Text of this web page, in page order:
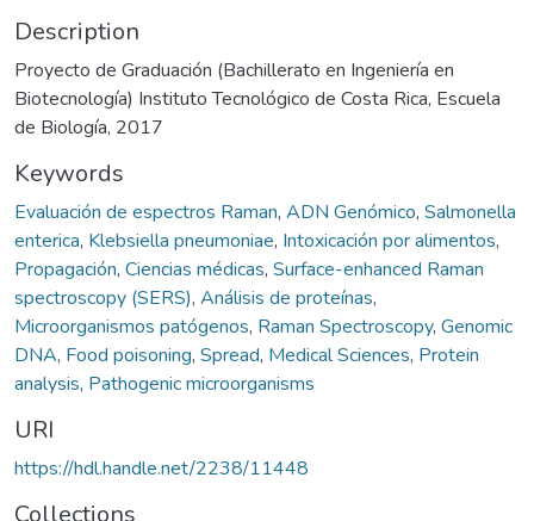
Description
Proyecto de Graduación (Bachillerato en Ingeniería en
Biotecnología) Instituto Tecnológico de Costa Rica, Escuela
de Biología, 2017
Keywords
Evaluación de espectros Raman, ADN Genómico, Salmonella
enterica, Klebsiella pneumoniae, Intoxicación por alimentos,
Propagación, Ciencias médicas, Surface-enhanced Raman
spectroscopy (SERS), Análisis de proteínas,
Microorganismos patógenos, Raman Spectroscopy, Genomic
DNA, Food poisoning, Spread, Medical Sciences, Protein
analysis, Pathogenic microorganisms
URI
https://hdl.handle.net/2238/11448
Collections